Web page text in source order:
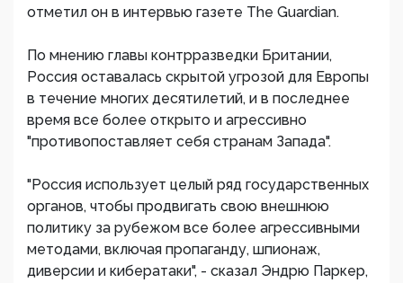
отметил он в интервью газете The Guardian.
По мнению главы контрразведки Британии,
Россия оставалась скрытой угрозой для Европы
в течение многих десятилетий, и в последнее
время все более открыто и агрессивно
"противопоставляет себя странам Запада".
"Россия использует целый ряд государственных
органов, чтобы продвигать свою внешнюю
политику за рубежом все более агрессивными
методами, включая пропаганду, шпионаж,
диверсии и кибератаки", - сказал Эндрю Паркер,